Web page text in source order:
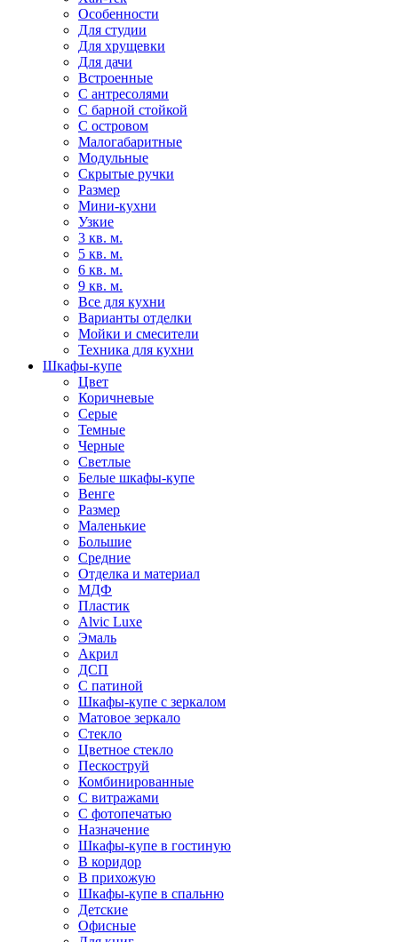
Особенности
Для студии
Для хрущевки
Для дачи
Встроенные
С антресолями
С барной стойкой
С островом
Малогабаритные
Модульные
Скрытые ручки
Размер
Мини-кухни
Узкие
3 кв. м.
5 кв. м.
6 кв. м.
9 кв. м.
Все для кухни
Варианты отделки
Мойки и смесители
Техника для кухни
Шкафы-купе
Цвет
Коричневые
Серые
Темные
Черные
Светлые
Белые шкафы-купе
Венге
Размер
Маленькие
Большие
Средние
Отделка и материал
МДФ
Пластик
Alvic Luxe
Эмаль
Акрил
ДСП
С патиной
Шкафы-купе с зеркалом
Матовое зеркало
Стекло
Цветное стекло
Пескоструй
Комбинированные
С витражами
С фотопечатью
Назначение
Шкафы-купе в гостиную
В коридор
В прихожую
Шкафы-купе в спальню
Детские
Офисные